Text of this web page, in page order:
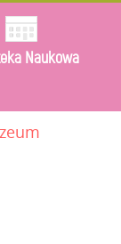
Naukowa